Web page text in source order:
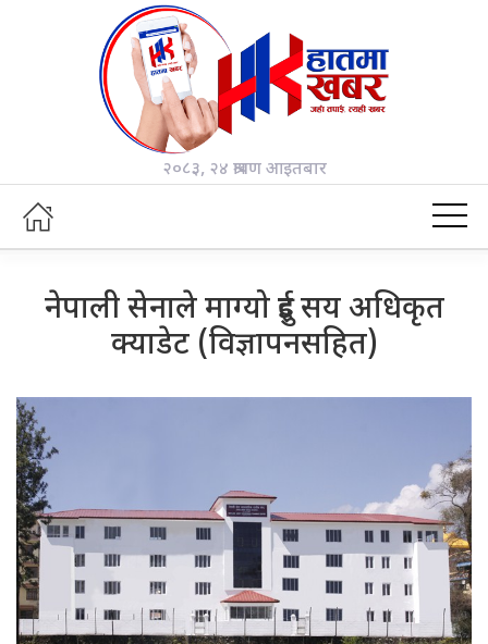
२०८३, २४ श्रावण आइतबार
नेपाली सेनाले माग्यो दुई सय अधिकृत
क्याडेट (विज्ञापनसहित)